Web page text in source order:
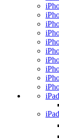
iPad